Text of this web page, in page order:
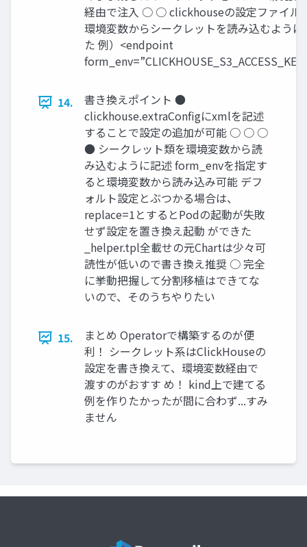
経由で注入 ○ ○ clickhouseの設定ファイル
環境変数からシークレットを読み込むように
た 例）<endpoint
14.
書き換えポイント ●
clickhouse.extraConfigにxmlを記述
することで設定の追加が可能 ○ ○ ○
● シークレット類を環境変数から読
み込むように記述 form_envを指定す
ると環境変数から読み込み可能 デフ
ォルト設定とぶつかる場合は、
replace=1とするとPodの起動が失敗
せず設定を置き換え起動 ができた
_helper.tpl全載せの元Chartは少々可
読性が低いので書き換え推奨 ○ 完全
に挙動把握して分割移植はできてな
いので、そのうちやりたい
15.
まとめ Operatorで構築するのが便
利！ シークレット系はClickHouseの
設定を書き換えて、環境変数経由で
渡すのがおすす め！ kind上で建てる
例を作りたかったが間に合わず...すみ
ません